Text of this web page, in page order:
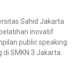
Sahid Jakarta
inovatif
public speaking
SMKN 3 Jakarta.